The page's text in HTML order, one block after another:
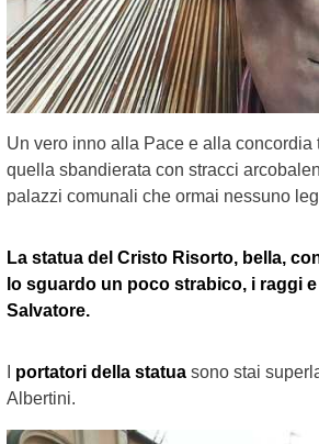
Un vero inno alla Pace e alla
quella sbandierata con stracci
palazzi comunali che ormai nessuno
La statua del Cristo Risorto, bella,
lo sguardo un poco strabico, i raggi
Salvatore.
portatori della statua sono stai
Albertini.